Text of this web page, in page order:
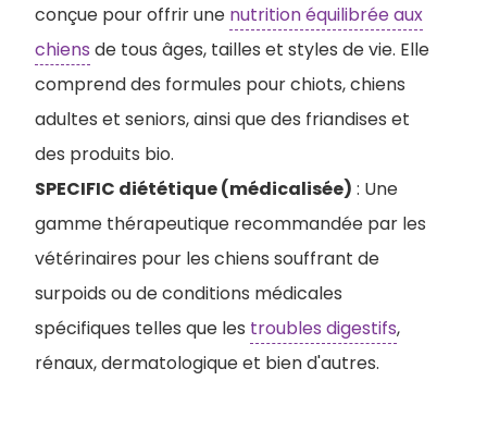
conçue pour offrir une nutrition équilibrée aux
chiens de tous âges, tailles et styles de vie. Elle
comprend des formules pour chiots, chiens
adultes et seniors, ainsi que des friandises et
des produits bio.
SPECIFIC diététique (médicalisée) : Une
gamme thérapeutique recommandée par les
vétérinaires pour les chiens souffrant de
surpoids ou de conditions médicales
spécifiques telles que les troubles digestifs,
rénaux, dermatologique et bien d'autres.